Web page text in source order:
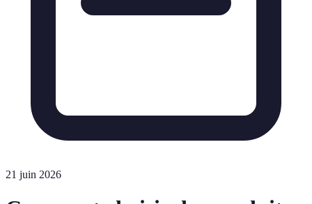
21 juin 2026